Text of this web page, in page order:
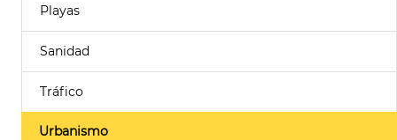
Playas
Sanidad
Tráfico
Urbanismo